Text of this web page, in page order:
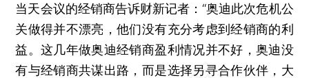
当天会议的经销商告诉财新记者：“奥迪此次危机公
关做得并不漂亮，他们没有充分考虑到经销商的利
益。这几年做奥迪经销商盈利情况并不好，奥迪没
有与经销商共谋出路，而是选择另寻合作伙伴，大